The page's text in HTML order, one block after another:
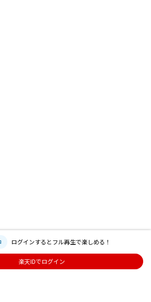
ログインするとフル再生で楽しめる！
楽天IDでログイン